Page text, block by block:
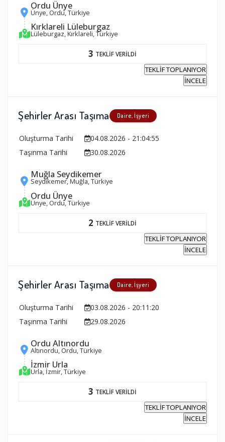
Ordu Ünye
Ünye, Ordu, Türkiye
Kırklareli Lüleburgaz
Lüleburgaz, Kırklareli, Türkiye
3 TEKLİF VERİLDİ
TEKLİF TOPLANIYOR
İNCELE
Şehirler Arası Taşıma Daire, İşyeri
Oluşturma Tarihi
04.08.2026 - 21:04:55
Taşınma Tarihi
30.08.2026
Muğla Seydikemer
Seydikemer, Muğla, Türkiye
Ordu Ünye
Ünye, Ordu, Türkiye
2 TEKLİF VERİLDİ
TEKLİF TOPLANIYOR
İNCELE
Şehirler Arası Taşıma Daire, İşyeri
Oluşturma Tarihi
03.08.2026 - 20:11:20
Taşınma Tarihi
29.08.2026
Ordu Altınordu
Altınordu, Ordu, Türkiye
İzmir Urla
Urla, İzmir, Türkiye
3 TEKLİF VERİLDİ
TEKLİF TOPLANIYOR
İNCELE